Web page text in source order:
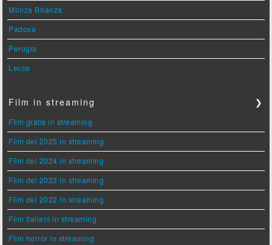
Monza Brianza
Padova
Perugia
Lecce
Film in streaming ❯
Film gratis in streaming
Film del 2025 in streaming
Film del 2024 in streaming
Film del 2023 in streaming
Film del 2022 in streaming
Film italiani in streaming
Film horror in streaming